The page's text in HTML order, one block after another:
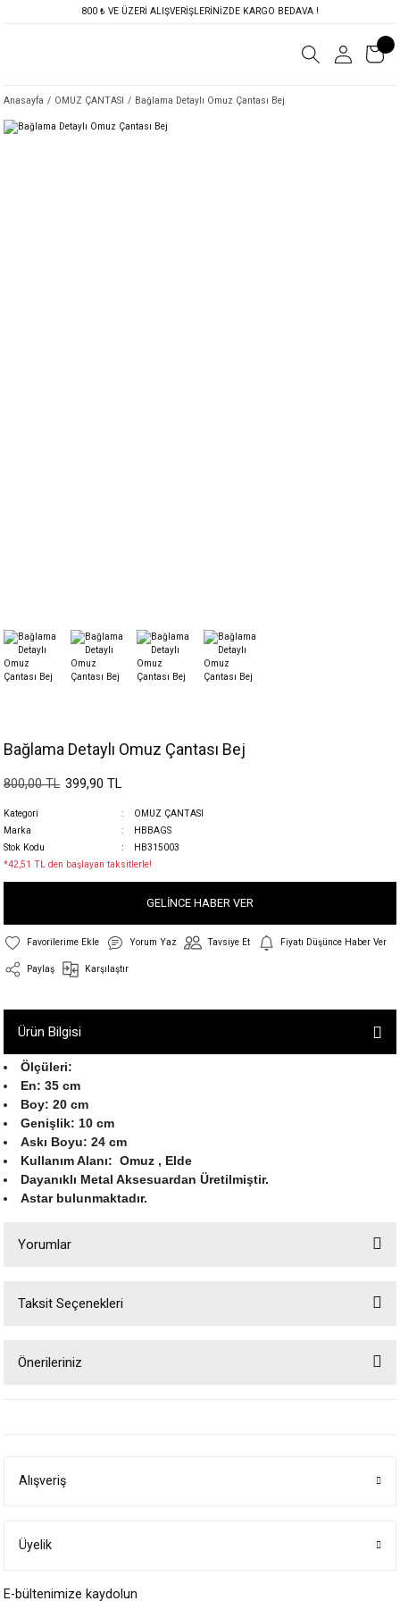
800 ₺ VE ÜZERİ ALIŞVERİŞLERİNİZDE KARGO BEDAVA !
Anasayfa OMUZ ÇANTASI Bağlama Detaylı Omuz Çantası Bej
Bağlama Detaylı Omuz Çantası Bej
800,00 TL 399,90 TL
Kategori
OMUZ ÇANTASI
Marka
HBBAGS
Stok Kodu
HB315003
*42,51 TL den başlayan taksitlerle!
GELİNCE HABER VER
Yorum Yaz Tavsiye Et Fiyatı Düşünce Haber Ver
Paylaş Karşılaştır
Ürün Bilgisi
Ölçüleri:
En: 35 cm
Boy: 20 cm
Genişlik: 10 cm
Askı Boyu: 24 cm
Kullanım Alanı: Omuz , Elde
Dayanıklı Metal Aksesuardan Üretilmiştir.
Astar bulunmaktadır.
Yorumlar
Taksit Seçenekleri
Önerileriniz
Ürün bilgilerinde hatalar bulunuyor.
Bu ürüne benzer farklı alternatifler olmalı.
Alışveriş
Üyelik
E-bültenimize kaydolun